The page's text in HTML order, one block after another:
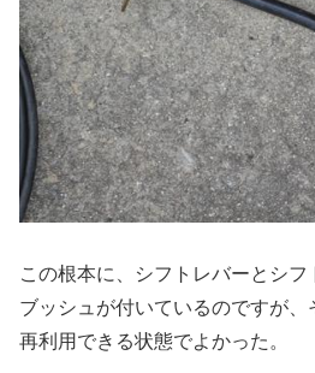
この根本に、シフトレバーとシ
ブッシュが付いているのですが
再利用できる状態でよかった。